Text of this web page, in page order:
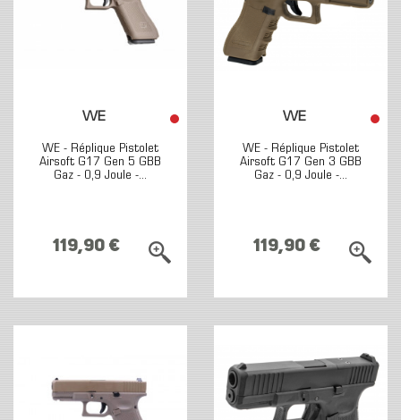
WE
WE - Réplique Pistolet
Airsoft G17 Gen 5 GBB
Gaz - 0,9 Joule -...
119,90 €
WE
WE - Réplique Pistolet
Airsoft G17 Gen 3 GBB
Gaz - 0,9 Joule -...
119,90 €